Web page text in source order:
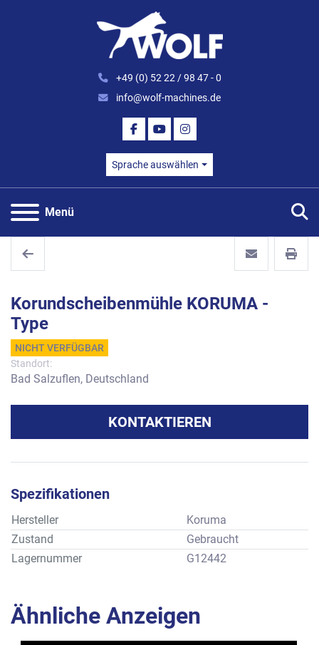
+49 (0) 52 22 / 98 47 - 0
info@wolf-machines.de
FACEBOOK
YOUTUBEINSTAGRAM
Sprache auswählen
Menü
Korundscheibenmühle KORUMA -
Type
NICHT VERFÜGBAR
Standort:
Bad Salzuflen, Deutschland
KONTAKTIEREN
Spezifikationen
Hersteller
Koruma
Zustand
Gebraucht
Lagernummer
G12442
Ähnliche Anzeigen